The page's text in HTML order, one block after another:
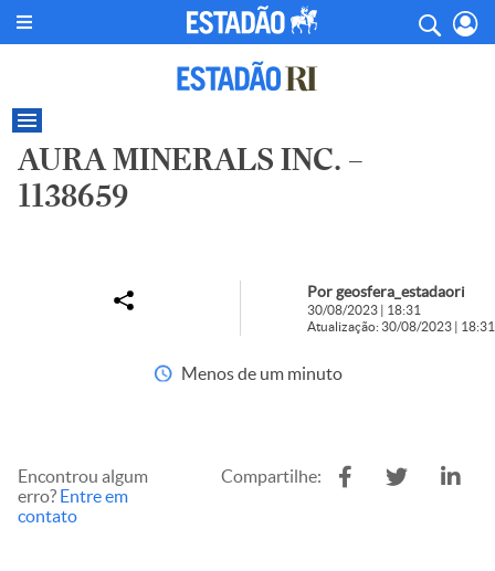
AURA MINERALS INC. –
1138659
Por geosfera_estadaori
30/08/2023 | 18:31
Atualização: 30/08/2023 | 18:31
Menos de um minuto
Encontrou algum
erro? Entre em
contato
Compartilhe: